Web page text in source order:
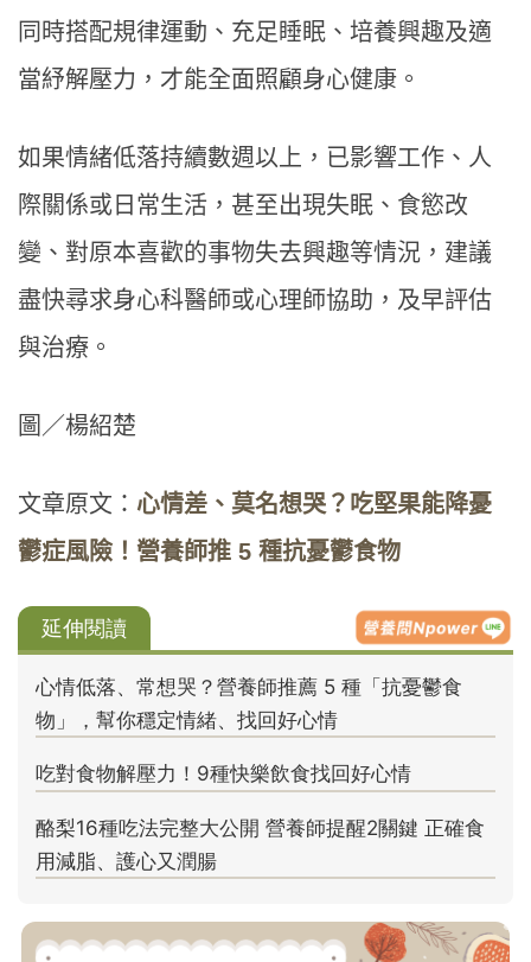
同時搭配規律運動、充足睡眠、培養興趣及適
當紓解壓力，才能全面照顧身心健康。
如果情緒低落持續數週以上，已影響工作、人
際關係或日常生活，甚至出現失眠、食慾改
變、對原本喜歡的事物失去興趣等情況，建議
盡快尋求身心科醫師或心理師協助，及早評估
與治療。
圖／楊紹楚
文章原文： 心情差、莫名想哭？吃堅果能降憂
鬱症風險！營養師推 5 種抗憂鬱食物